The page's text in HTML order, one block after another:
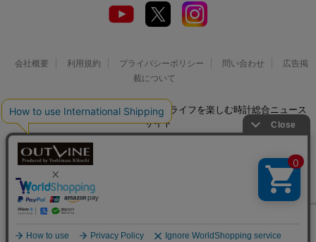
会社概要 利用規約 プライバシーポリシー 問い合わせ
広告掲
載について
© 2026 Watch LIFE NEWS｜ウオッチライフを楽しむ時計総合ニュース
サイト